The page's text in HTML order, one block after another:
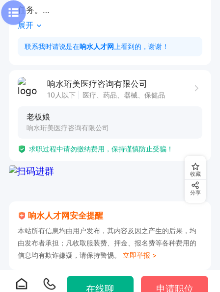
任务。
任职要求：
2. 工作认真负责，展现高度的责任心，确保护理
3. 拥有较强的应急处理能力，能够应对各种突发
展开
联系我时请说是在响水人才网 上看到的，谢谢！
响水珩美医疗咨询有限公司
10人以下 医疗、药品、器械、保健品
老板娘
响水珩美医疗咨询有限公司
求职过程中请勿缴纳费用，保持谨慎防止受骗！
响水人才网安全提醒
本站所有信息均由用户发布，其内容及因之产生的后果，均
由发布者承担；凡收取服装费、押金、报名费等各种费用的
信息均有欺诈嫌疑，请保持警惕。 立即举报 >
收藏
分享
在线聊 申请职位